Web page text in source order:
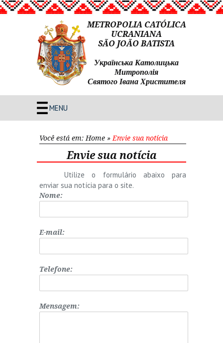
METROPOLIA CATÓLICA
UCRANIANA
SÃO JOÃO BATISTA
Українська Католицька
Митрополія
Святого Івана Христителя
MENU
Você está em: Home » Envie sua notícia
Envie sua notícia
Utilize o formulário abaixo para
enviar sua notícia para o site.
Nome:
E-mail:
Telefone:
Mensagem: